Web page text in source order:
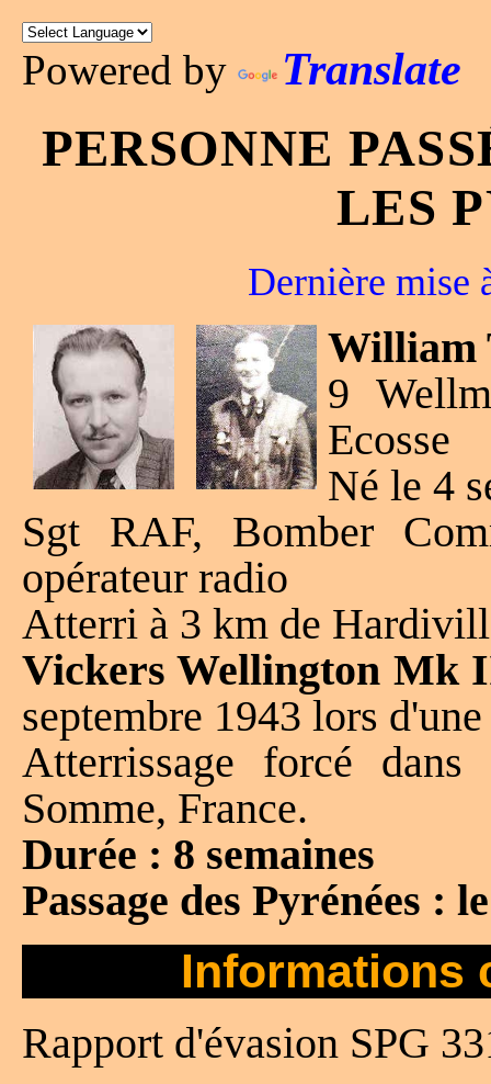
Powered by Translate
PERSONNE
LES
Dernière mise
William
9
Ecosse
Né le 4
Sgt RAF, Bomber
opérateur radio
Atterri à 3 km de
Vickers Wellington Mk
septembre 1943 lors
Atterrissage forcé
Somme, France.
Durée : 8 semaines
Passage des Pyrénées :
Informations
Rapport d'évasion SPG